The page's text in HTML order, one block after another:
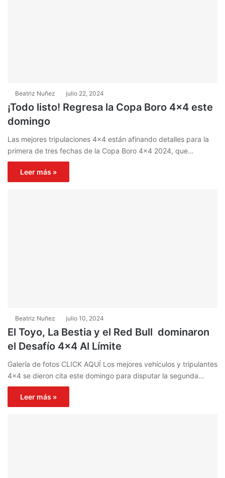
Beatriz Nuñez julio 22, 2024
¡Todo listo! Regresa la Copa Boro 4×4 este
domingo
Las mejores tripulaciones 4×4 están afinando detalles para la
primera de tres fechas de la Copa Boro 4×4 2024, que…
Leer más »
Beatriz Nuñez julio 10, 2024
El Toyo, La Bestia y el Red Bull dominaron
el Desafío 4×4 Al Límite
Galería de fotos CLICK AQUÍ Los mejores vehículos y tripulantes
4×4 se dieron cita este domingo para disputar la segunda…
Leer más »